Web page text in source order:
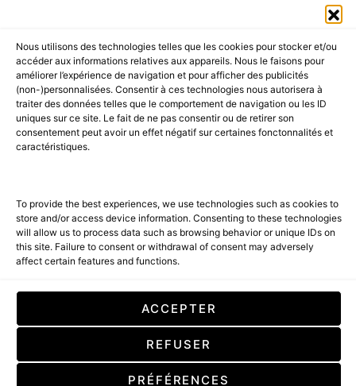
Nous utilisons des technologies telles que les cookies pour stocker et/ou
accéder aux informations relatives aux appareils. Nous le faisons pour
améliorer l’expérience de navigation et pour afficher des publicités
(non-)personnalisées. Consentir à ces technologies nous autorisera à
traiter des données telles que le comportement de navigation ou les ID
uniques sur ce site. Le fait de ne pas consentir ou de retirer son
consentement peut avoir un effet négatif sur certaines fonctonnalités et
caractéristiques.
To provide the best experiences, we use technologies such as cookies to
store and/or access device information. Consenting to these technologies
will allow us to process data such as browsing behavior or unique IDs on
this site. Failure to consent or withdrawal of consent may adversely
affect certain features and functions.
ACCEPTER
REFUSER
PRÉFÉRENCES